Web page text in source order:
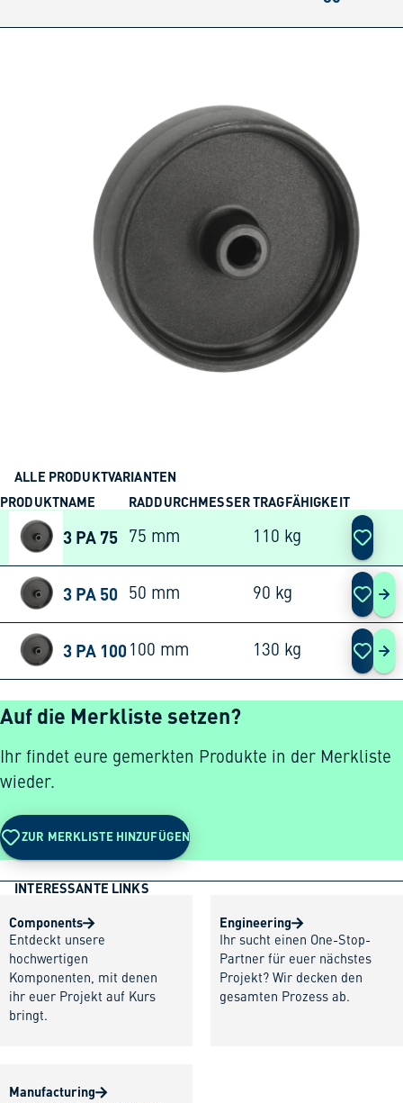
ALLE PRODUKTVARIANTEN
PRODUKTNAME
RADDURCHMESSERTRAGFÄHIGKEIT
3 PA 75 75 mm 110 kg
3 PA 50 50 mm 90 kg 3
3 PA 100 100 mm 130 kg 3
Auf die Merkliste setzen?
Ihr findet eure gemerkten Produkte in der Merkliste
wieder.
ZUR MERKLISTE HINZUFÜGEN
INTERESSANTE LINKS
Components
Entdeckt unsere
hochwertigen
Komponenten, mit denen
ihr euer Projekt auf Kurs
bringt.
Engineering
Ihr sucht einen One-Stop-
Partner für euer nächstes
Projekt? Wir decken den
gesamten Prozess ab.
Manufacturing